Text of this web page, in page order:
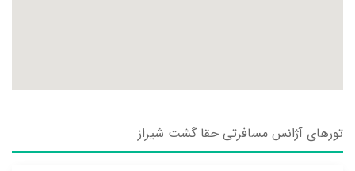
تورهای آژانس مسافرتی حقا گشت شيراز